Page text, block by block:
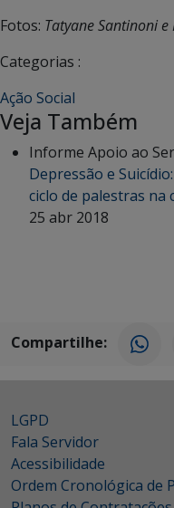
Fotos: Tatyane Santinoni e
Categorias :
Ação Social
Veja Também
Informe Apoio ao
Depressão e
ciclo de palestras na
25 abr 2018
Compartilhe:
LGPD
Fala Servidor
Acessibilidade
Ordem Cronológica de